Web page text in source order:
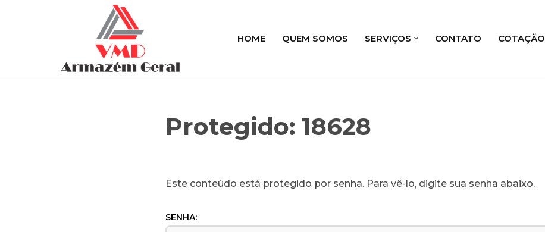
HOME QUEM SOMOS SERVIÇOS CONTATO COTAÇÃO
Protegido: 18628
Este conteúdo está protegido por senha. Para vê-lo, digite sua senha abaixo.
SENHA: